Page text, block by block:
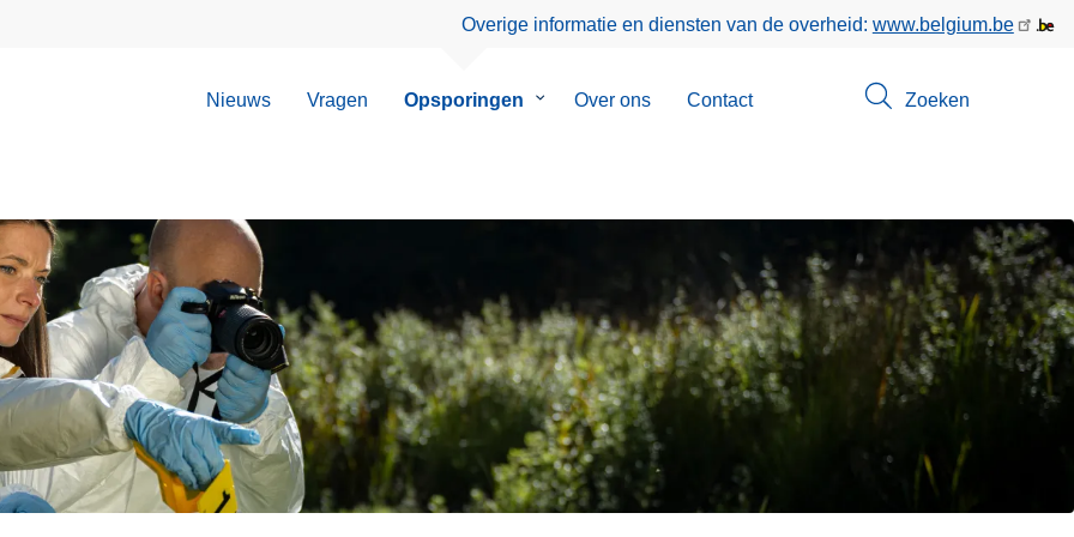
Overige informatie en diensten van de overheid: www.belgium.be
Nieuws Vragen Opsporingen
SubmenuOver ons Contact Zoeken